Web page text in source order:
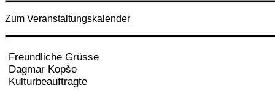
Zum Veranstaltungskalender
Freundliche Grüsse
Dagmar Kopše
Kulturbeauftragte